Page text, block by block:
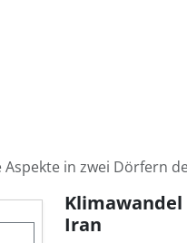
in zwei Dörfern
Iran